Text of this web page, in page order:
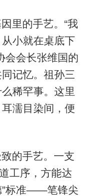
里的手艺。“我
小就在桌底下
会会长张维国的
记忆。祖孙三
稀罕事。这里
濡目染间，便
的手艺。一支
工序，方能达
”标准——笔锋尖